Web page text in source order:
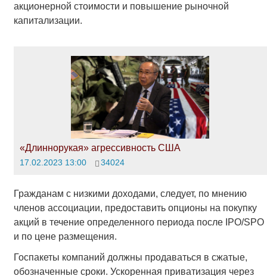
акционерной стоимости и повышение рыночной
капитализации.
«Длиннорукая» агрессивность США
17.02.2023 13:00 34024
Гражданам с низкими доходами, следует, по мнению
членов ассоциации, предоставить опционы на покупку
акций в течение определенного периода после IPO/SPO
и по цене размещения.
Госпакеты компаний должны продаваться в сжатые,
обозначенные сроки. Ускоренная приватизация через